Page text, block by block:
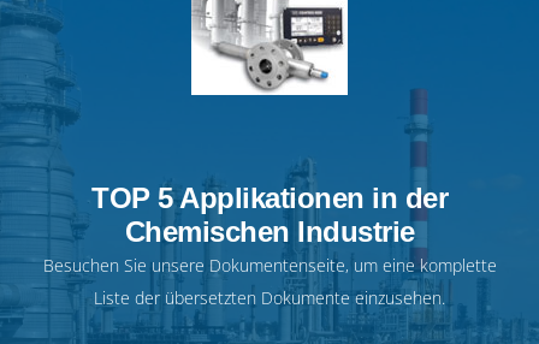
TOP 5 Applikationen in der
Chemischen Industrie
Besuchen Sie unsere Dokumentenseite, um eine komplette
Liste der übersetzten Dokumente einzusehen.